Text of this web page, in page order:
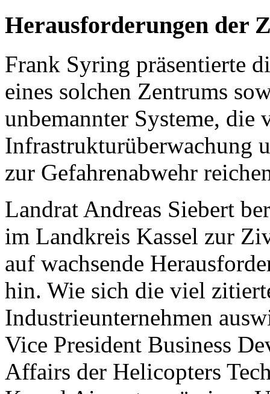
Herausforderungen der
Frank Syring präsentierte
eines solchen Zentrums
unbemannter Systeme,
Infrastrukturüberwachung
zur Gefahrenabwehr
Landrat Andreas Siebert
im Landkreis Kassel zur
auf wachsende
hin. Wie sich die viel
Industrieunternehmen
Vice President Business
Affairs der Helicopters